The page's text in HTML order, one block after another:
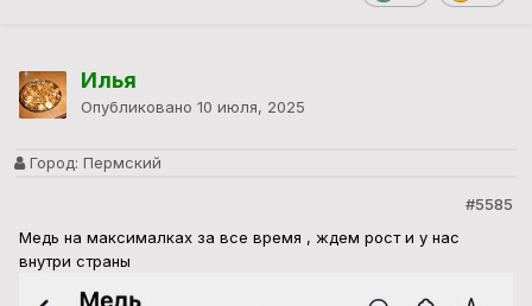
Илья
Опубликовано 10 июля, 2025
Город: Пермский
#5585
Медь на максималках за все время , ждем рост и у нас
внутри страны